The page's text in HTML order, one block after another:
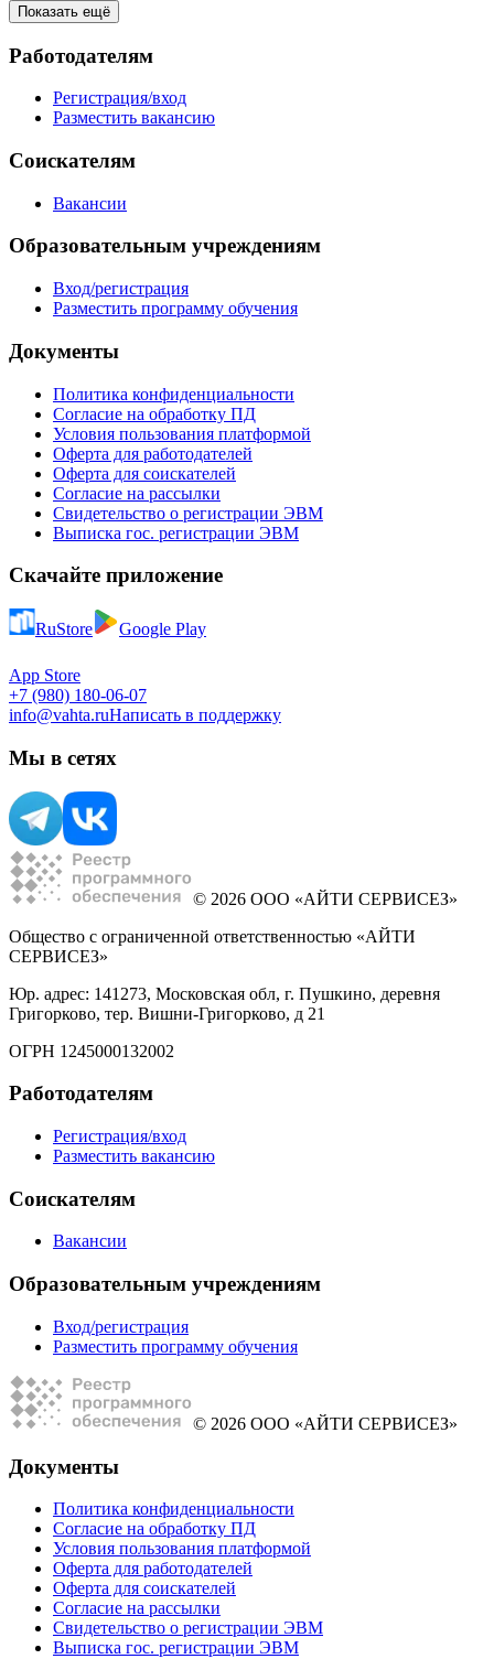
Показать ещё
Работодателям
Регистрация/вход
Разместить вакансию
Соискателям
Вакансии
Образовательным учреждениям
Вход/регистрация
Разместить программу обучения
Документы
Политика конфиденциальности
Согласие на обработку ПД
Условия пользования платформой
Оферта для работодателей
Оферта для соискателей
Согласие на рассылки
Свидетельство о регистрации ЭВМ
Выписка гос. регистрации ЭВМ
Скачайте приложение
RuStore Google Play
App Store
+7 (980) 180-06-07
info@vahta.ruНаписать в поддержку
Мы в сетях
© 2026 ООО «АЙТИ СЕРВИСЕЗ»
Общество с ограниченной ответственностью «АЙТИ
СЕРВИСЕЗ»
Юр. адрес: 141273, Московская обл, г. Пушкино, деревня
Григорково, тер. Вишни-Григорково, д 21
ОГРН 1245000132002
Работодателям
Регистрация/вход
Разместить вакансию
Соискателям
Вакансии
Образовательным учреждениям
Вход/регистрация
Разместить программу обучения
© 2026 ООО «АЙТИ СЕРВИСЕЗ»
Документы
Политика конфиденциальности
Согласие на обработку ПД
Условия пользования платформой
Оферта для работодателей
Оферта для соискателей
Согласие на рассылки
Свидетельство о регистрации ЭВМ
Выписка гос. регистрации ЭВМ